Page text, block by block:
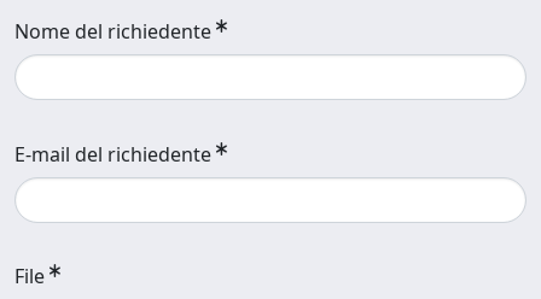
Nome del richiedente
E-mail del richiedente
File